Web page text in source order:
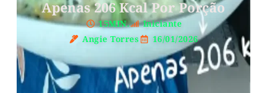
Apenas 206 Kcal Por Porção
15MIN.
Iniciante
Angie Torres
16/01/2026